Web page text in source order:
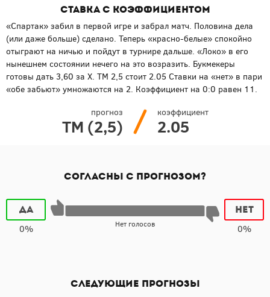
Ставка с коэффициентом
«Спартак» забил в первой игре и забрал матч. Половина дела
(или даже больше) сделано. Теперь «красно-белые» спокойно
отыграют на ничью и пойдут в турнире дальше. «Локо» в его
нынешнем состоянии нечего на это возразить. Букмекеры
готовы дать 3,60 за Х. ТМ 2,5 стоит 2.05 Ставки на «нет» в пари
«обе забьют» умножаются на 2. Коэффициент на 0:0 равен 11.
прогноз
ТМ (2,5)
коэффициент
2.05
Согласны с прогнозом?
Да
0%
Нет голосов
Нет
0%
Следующие прогнозы